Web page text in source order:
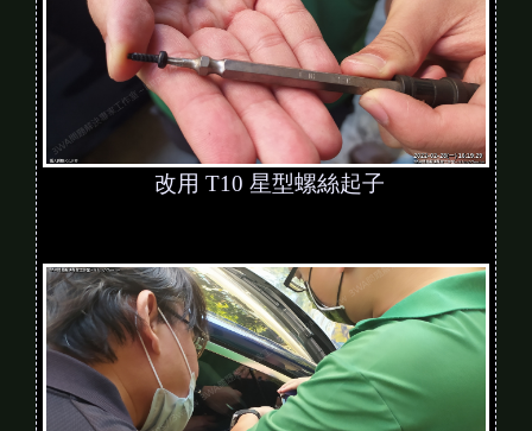
改用 T10 星型螺絲起子